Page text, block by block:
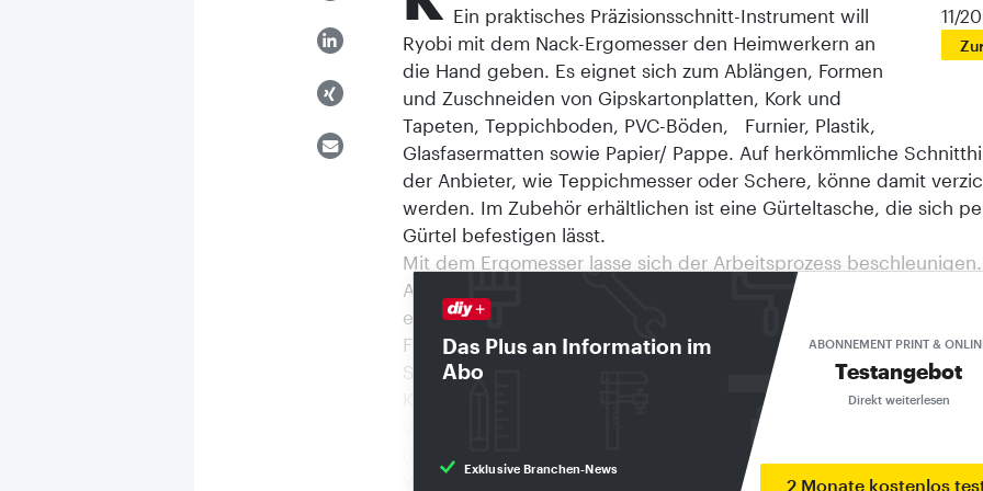
11/
Das Plus an Information im
Abo
Exklusive Branchen-News
ABONNEMENT PRINT &
Testangebot
Direkt weiterlesen
2 Monate kostenlos
Ein praktisches Präzisionsschnitt-Instrument will
Ryobi mit dem Nack-Ergomesser den Heimwerkern an
die Hand geben. Es eignet sich zum Ablängen, Formen
und Zuschneiden von Gipskartonplatten, Kork und
Tapeten, Teppichboden, PVC-Böden, Furnier, Plastik,
Glasfasermatten sowie Papier/ Pappe. Auf herkömmliche
der Anbieter, wie Teppichmesser oder Schere, könne damit
werden. Im Zubehör erhältlichen ist eine Gürteltasche, die sich
Gürtel befestigen lässt.
Mit dem Ergomesser lasse sich der Arbeitsprozess beschleunigen.
Außerdem sorge es für hervorragende Ergebnisse und
einfache Handhabung. In das Kunststoffgehäuse samt
Führen an Schienen (für exakte Schnitte) passt ein Magazin-
Schneiden aus gehärtetem Messerstahl. Drehen im Uhrzeigersinn
Klick genügt, um das nächste Messer oder nach Abschluss der
Verletzungen vorbeugende Ruhestellung aufzurufen.
Wohndekor Coswig-Strukturtapete ist Testsieger